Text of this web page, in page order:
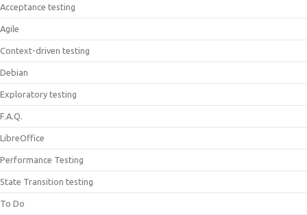
Acceptance testing
Agile
Context-driven testing
Debian
Exploratory testing
F.A.Q.
LibreOffice
Performance Testing
State Transition testing
To Do